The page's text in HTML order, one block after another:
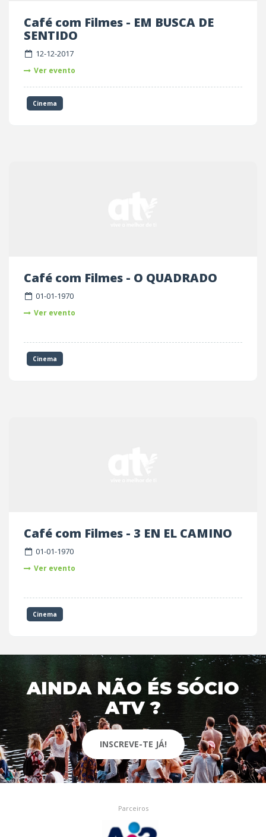
Café com Filmes - EM BUSCA DE
SENTIDO
12-12-2017
Ver evento
Cinema
Café com Filmes - O QUADRADO
01-01-1970
Ver evento
Cinema
Café com Filmes - 3 EN EL CAMINO
01-01-1970
Ver evento
Cinema
AINDA NÃO ÉS SÓCIO
ATV ?
INSCREVE-TE JÁ!
Parceiros